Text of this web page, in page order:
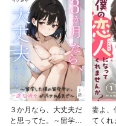
３か月なら、大丈夫だ
と思ってた。～留学し
妻よ、
てくれ